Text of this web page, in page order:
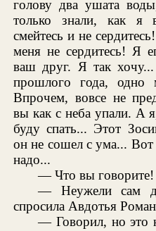
голову два ушата
только знали, как
смейтесь и не
меня не сердитесь! Я
ваш друг. Я так хочу...
прошлого года, одно
Впрочем, вовсе не
вы как с неба упали. А
буду спать... Этот
он не сошел с ума... Вот
надо...
— Что вы говорите!
— Неужели сам
спросила Авдотья
— Говорил, но это